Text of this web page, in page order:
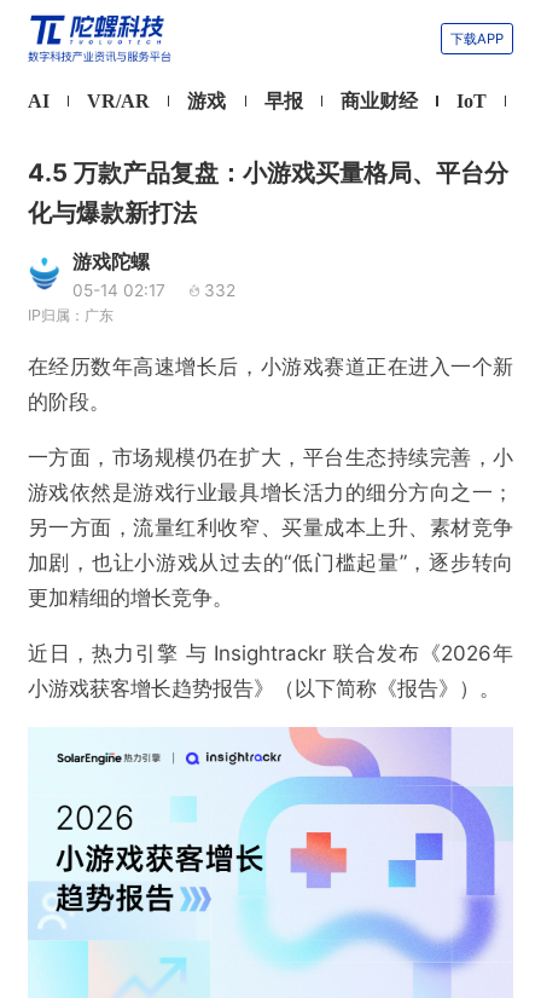
下载APP
AI VR/AR 游戏 早报 商业财经 IoT
4.5 万款产品复盘：小游戏买量格局、平台分
化与爆款新打法
游戏陀螺
05-14 02:17 332
IP归属：广东
在经历数年高速增长后，小游戏赛道正在进入一个新
的阶段。
一方面，市场规模仍在扩大，平台生态持续完善，小
游戏依然是游戏行业最具增长活力的细分方向之一；
另一方面，流量红利收窄、买量成本上升、素材竞争
加剧，也让小游戏从过去的“低门槛起量”，逐步转向
更加精细的增长竞争。
近日，热力引擎 与 Insightrackr 联合发布《2026年
小游戏获客增长趋势报告》（以下简称《报告》）。